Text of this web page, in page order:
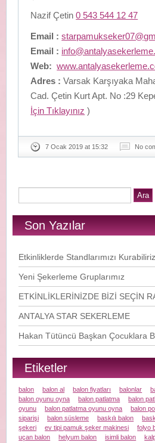
Nazif Çetin0 543 544 12 47
Email :
Email :
Web:
Adres : Varsak Karşıyaka
Cad. Çetin Kurt Apt. No :29
İçin Tıklayınız )
7 Ocak 2019 at 15:32 No
Son Yazılar
Etkinliklerde Standlarımızı Kurabiliriz.
Yeni Şekerleme Gruplarımız
ETKİNLİKLERİNİZDE BİZİ SEÇİN
ANTALYA STAR SEKERLEME
Hakan Tütüncü Başkan Çocuklara
Etiketler
balon balon al balon fiyatları balonlar
balon oyunu oyna
balon patlatma balon
oyunu
balon patlatma oyunu oyna balon
siparişi
balon süsleme baskılı balon
şekeri
ev tipi pamuk şeker makinesi folyo
uçan balon
helyum balon isimli balon